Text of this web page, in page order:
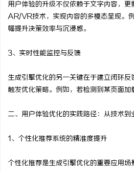
用户体验的升级不仅依赖于文字内容，
AR/VR技术，实现内容的多模态呈现。
幅提升决策效率与沉浸感。
3、实时性能监控与反馈
生成引擎优化的另一关键在于建立闭环
触发优化策略。例如，若检测到某页面
二、用户体验优化的实践路径：从技术到
1、个性化推荐系统的精准度提升
个性化推荐是生成引擎优化的重要应用